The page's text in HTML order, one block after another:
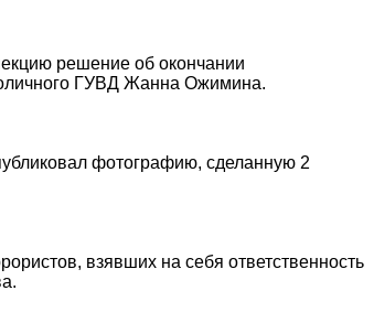
решение об окончании
ГУВД Жанна Ожимина.
фотографию, сделанную 2
взявших на себя ответственность